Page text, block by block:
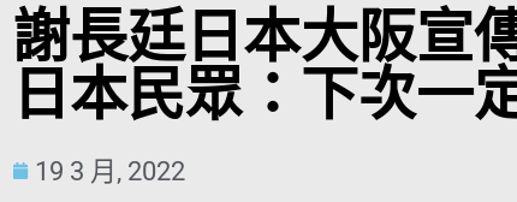
謝長廷日本大阪宣
日本民眾：下次一
19 3 月, 2022